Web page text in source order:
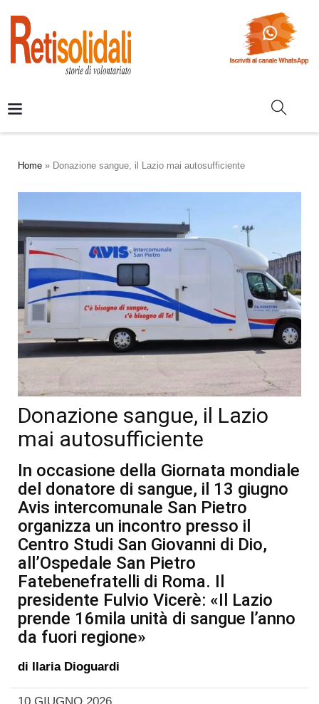
Home » Donazione sangue, il Lazio mai autosufficiente
Donazione sangue, il Lazio
mai autosufficiente
In occasione della Giornata mondiale
del donatore di sangue, il 13 giugno
Avis intercomunale San Pietro
organizza un incontro presso il
Centro Studi San Giovanni di Dio,
all’Ospedale San Pietro
Fatebenefratelli di Roma. Il
presidente Fulvio Vicerè: «Il Lazio
prende 16mila unità di sangue l’anno
da fuori regione»
di Ilaria Dioguardi
10 GIUGNO 2026